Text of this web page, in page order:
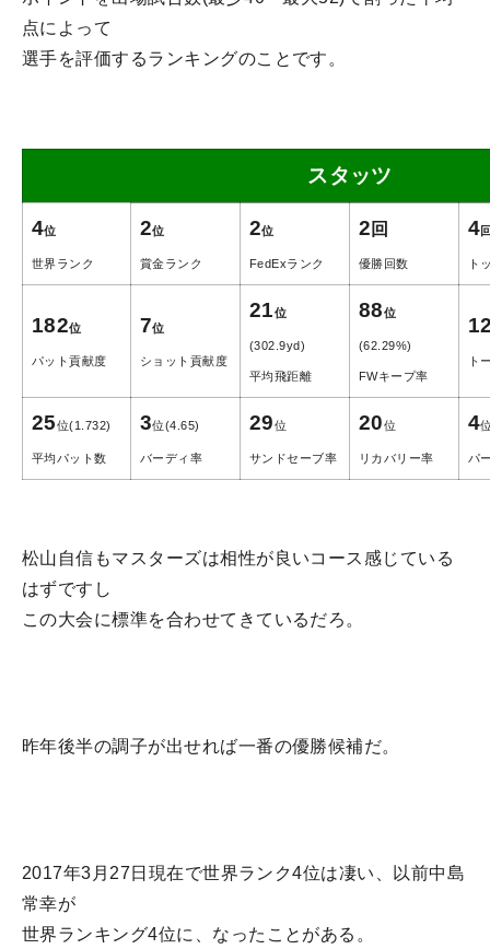
点によって
選手を評価するランキングのことです。
スタッツ
4位
世界ランク
2位
賞金ランク
2位
FedExランク
2 回
優勝回数
4
ト
182位
パット貢献度
7位
ショット貢献度
21位
(302.9yd)
平均飛距離
88位
(62.29%)
FWキープ率
ト
25位(1.732)
平均パット数
3位(4.65)
バーディ率
29位
サンドセーブ率
20位
リカバリー率
4
パ
松山自信もマスターズは相性が良いコース感じている
はずですし
この大会に標準を合わせてきているだろ。
昨年後半の調子が出せれば一番の優勝候補だ。
2017年3月27日現在で世界ランク4位は凄い、以前中島
常幸が
世界ランキング4位に、なったことがある。